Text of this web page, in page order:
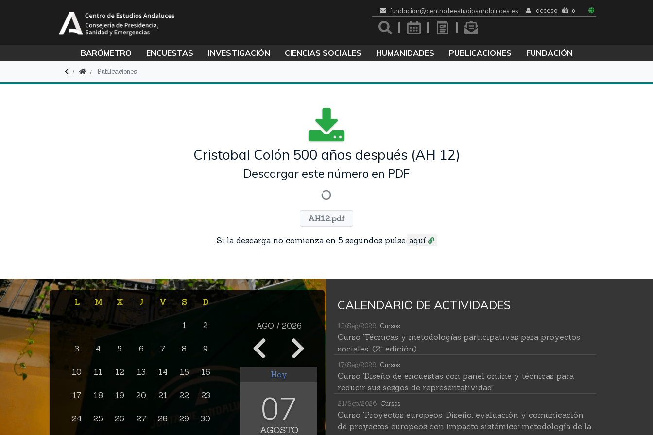
fundacion@centrodeestudiosandaluces.es acceso 0
BARÓMETRO ENCUESTAS INVESTIGACIÓN CIENCIAS SOCIALES HUMANIDADES PUBLICACIONES FUNDACIÓN
Publicaciones
Cristobal Colón 500 años después (AH 12)
Descargar este número en PDF
AH12.pdf
Si la descarga no comienza en 5 segundos pulse aquí
L M X J V S D
1 2
3 4 5 6 7 8 9
10 11 12 13 14 15 16
17 18 19 20 21 22 23
24 25 26 27 28 29 30
AGO / 2026
Hoy
07
AGOSTO
CALENDARIO DE ACTIVIDADES
15/Sep/2026 Cursos
Curso 'Técnicas y metodologías participativas para proyectos
sociales' (2ª edición)
17/Sep/2026 Cursos
Curso 'Diseño de encuestas con panel online y técnicas para
reducir sus sesgos de representatividad'
21/Sep/2026 Cursos
Curso 'Proyectos europeos: Diseño, evaluación y comunicación
de proyectos europeos con impacto sistémico: metodología de la